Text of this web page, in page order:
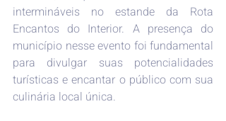
intermináveis no estande da Rota
Encantos do Interior. A presença do
município nesse evento foi fundamental
para divulgar suas potencialidades
turísticas e encantar o público com sua
culinária local única.